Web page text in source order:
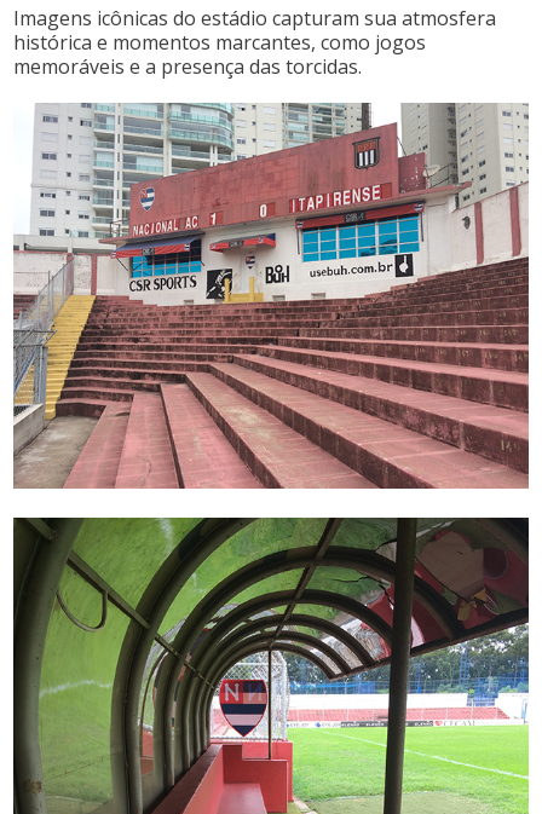
Imagens icônicas do estádio capturam sua atmosfera
histórica e momentos marcantes, como jogos
memoráveis e a presença das torcidas.